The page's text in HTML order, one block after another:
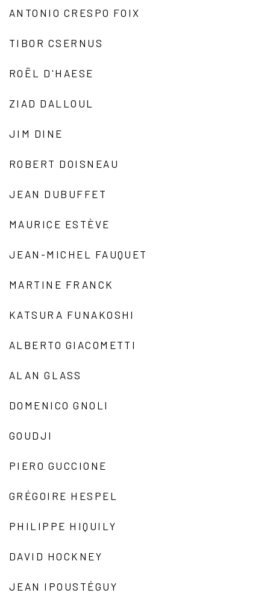
ANTONIO CRESPO FOIX
TIBOR CSERNUS
ROËL D'HAESE
ZIAD DALLOUL
JIM DINE
ROBERT DOISNEAU
JEAN DUBUFFET
MAURICE ESTÈVE
JEAN-MICHEL FAUQUET
MARTINE FRANCK
KATSURA FUNAKOSHI
ALBERTO GIACOMETTI
ALAN GLASS
DOMENICO GNOLI
GOUDJI
PIERO GUCCIONE
GRÉGOIRE HESPEL
PHILIPPE HIQUILY
DAVID HOCKNEY
JEAN IPOUSTÉGUY